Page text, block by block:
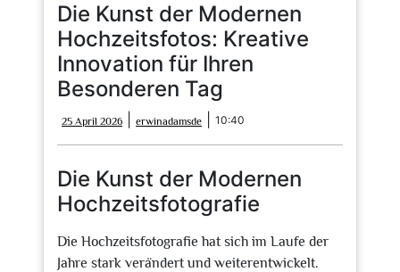
Die Kunst der Modernen
Hochzeitsfotos: Kreative
Innovation für Ihren
Besonderen Tag
25 April 2026
April
2026
erwinadamsde erwinadamsde
10:40
Die Kunst der Modernen
Hochzeitsfotografie
Die Hochzeitsfotografie hat sich im Laufe der
Jahre stark verändert und weiterentwickelt.